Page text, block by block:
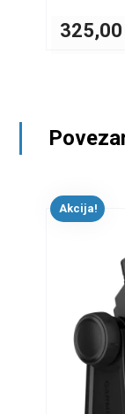
325,00
Akcija!